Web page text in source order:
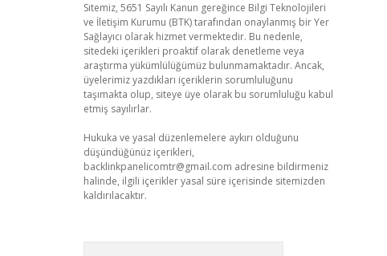
Sitemiz, 5651 Sayılı Kanun gereğince Bilgi Teknolojileri
ve İletişim Kurumu (BTK) tarafından onaylanmış bir Yer
Sağlayıcı olarak hizmet vermektedir. Bu nedenle,
sitedeki içerikleri proaktif olarak denetleme veya
araştırma yükümlülüğümüz bulunmamaktadır. Ancak,
üyelerimiz yazdıkları içeriklerin sorumluluğunu
taşımakta olup, siteye üye olarak bu sorumluluğu kabul
etmiş sayılırlar.
Hukuka ve yasal düzenlemelere aykırı olduğunu
düşündüğünüz içerikleri,
backlinkpanelicomtr@gmail.com adresine bildirmeniz
halinde, ilgili içerikler yasal süre içerisinde sitemizden
kaldırılacaktır.